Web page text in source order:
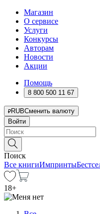
Магазин
О сервисе
Услуги
Конкурсы
Авторам
Новости
Акции
Помощь
8 800 500 11 67
RUBСменить валюту
Войти
Поиск
Все книгиИмпринты
18+